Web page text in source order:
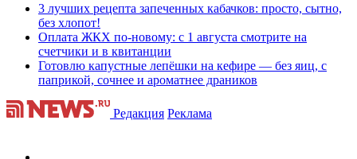
3 лучших рецепта запеченных кабачков: просто, сытно,
без хлопот!
Оплата ЖКХ по-новому: с 1 августа смотрите на
счетчики и в квитанции
Готовлю капустные лепёшки на кефире — без яиц, с
паприкой, сочнее и ароматнее драников
Редакция Реклама